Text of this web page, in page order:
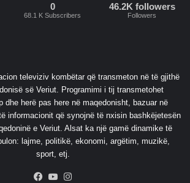
0
68.1 K Subscribers
46.2K followers
Followers
televiziv kombëtar që transmeton në të gjithë
së Veriut. Programimi i tij transmetohet
dhe herë pas here në maqedonisht, bazuar në
informacionit që synojnë të nxisin bashkëjetesën
e Veriut. Alsat ka një gamë dinamike të
lajme, politikë, ekonomi, argëtim, muzikë,
sport, etj.
Facebook
YouTube